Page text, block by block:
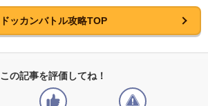
超サイヤ人を超えた力
【発動リンク効果】 ※発動条件あり
・気力+1
【一致するリンクスキル(
超サイヤ人
サイヤ人の血
ドッカンバトル攻略TOP
この記事を評価してね！